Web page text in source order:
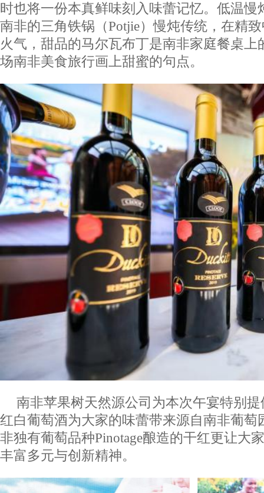
时也将一份本真鲜味刻入味蕾记忆。低温慢
南非的三角铁锅（Potjie）慢炖传统，在精
火气，甜品的马尔瓦布丁是南非家庭餐桌上
场南非美食旅行画上甜蜜的句点。
南非苹果树天然源公司为本次午宴特别
红白葡萄酒为大家的味蕾带来源自南非葡萄
非独有葡萄品种Pinotage酿造的干红更让大
丰富多元与创新精神。